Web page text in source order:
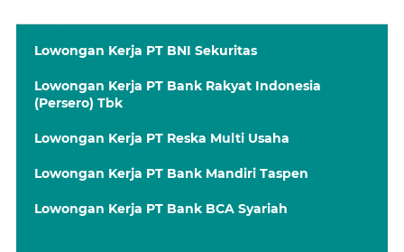
Lowongan Kerja PT BNI Sekuritas
Lowongan Kerja PT Bank Rakyat Indonesia
(Persero) Tbk
Lowongan Kerja PT Reska Multi Usaha
Lowongan Kerja PT Bank Mandiri Taspen
Lowongan Kerja PT Bank BCA Syariah